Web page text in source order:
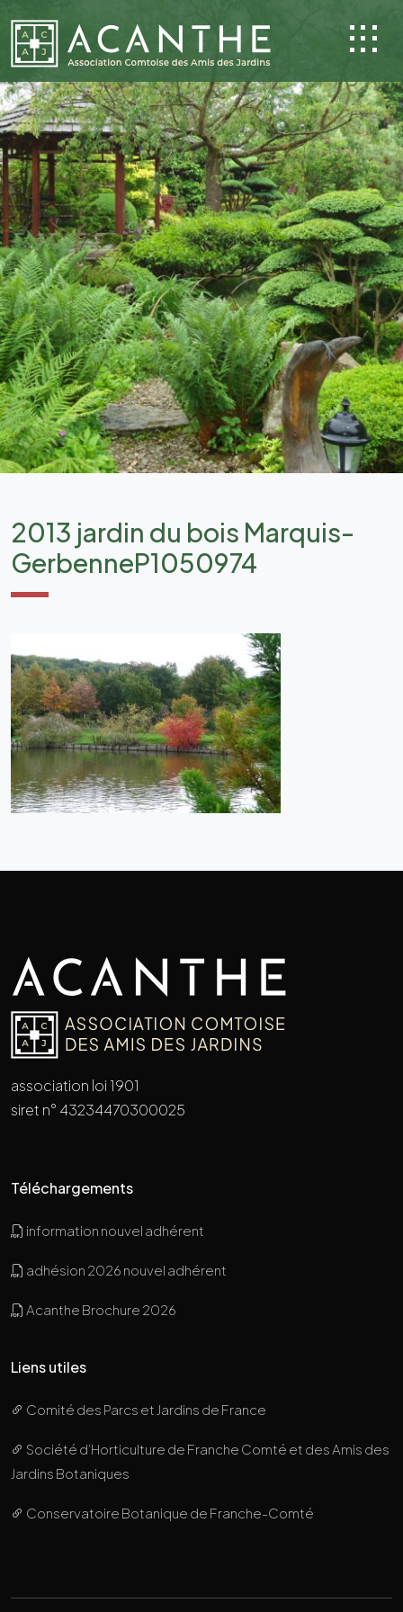
2013 jardin du bois Marquis-
GerbenneP1050974
association loi 1901
siret n° 43234470300025
Téléchargements
information nouvel adhérent
adhésion 2026 nouvel adhérent
Acanthe Brochure 2026
Liens utiles
Comité des Parcs et Jardins de France
Société d’Horticulture de Franche Comté et des Amis des
Jardins Botaniques
Conservatoire Botanique de Franche-Comté